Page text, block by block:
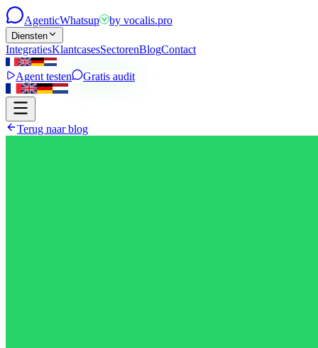
AgenticWhatsup by vocalis.pro
Diensten
IntegratiesKlantcasesSectorenBlogContact
Agent testen Gratis audit
Terug naar blog